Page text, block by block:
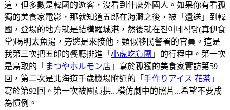
這，但多數是韓國的遊客，沒看到什麼外國人。如果你有看孤
獨的美食家電影，那就知道五郎在海灘之後，被「遺送」到韓
國，登場的地方就是結構羅城港，然後就在진이네식당(真伊食
堂)喝明太魚湯，旁邊是來接他，類似移民警署的官員。這是
我第三次把五郎的餐廳排進「 小虎吃貨團 」的行程中。第一次
是鳥取的「 まつやホルモン店 」寫於孤獨的美食家實訪第59
回，第二次是北海道千歲機場附近的「 手作りアイス 花茶 」
寫於第92回。第一次被團員拱...模仿劇中的照片...希望不要成
為慣例。